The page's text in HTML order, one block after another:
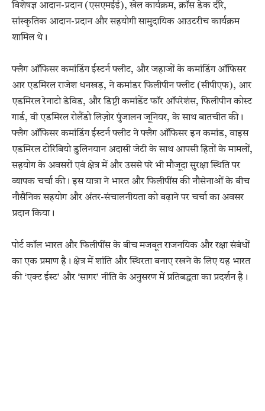
विशेषज्ञ आदान-प्रदान (एसएमईई), खेल कार्यक्रम, क्रॉस डेक दौरे,
सांस्कृतिक आदान-प्रदान और सहयोगी सामुदायिक आउटरीच कार्यक्रम
शामिल थे।
फ्लैग ऑफिसर कमांडिंग ईस्टर्न फ्लीट, और जहाजों के कमांडिंग ऑफिसर
आर एडमिरल राजेश धनखड़, ने कमांडर फिलीपीन फ्लीट (सीपीएफ), आर
एडमिरल रेनाटो डेविड, और डिप्टी कमांडेंट फॉर ऑपरेशंस, फिलीपीन कोस्ट
गार्ड, वी एडमिरल रोलैंडो लिज़ोर पुंजालन जूनियर, के साथ बातचीत की।
फ्लैग ऑफिसर कमांडिंग ईस्टर्न फ्लीट ने फ्लैग ऑफिसर इन कमांड, वाइस
एडमिरल टोरिबियो डुलिनयान अदासी जेटी के साथ आपसी हितों के मामलों,
सहयोग के अवसरों एवं क्षेत्र में और उससे परे भी मौजूदा सुरक्षा स्थिति पर
व्यापक चर्चा की। इस यात्रा ने भारत और फिलीपींस की नौसेनाओं के बीच
नौसैनिक सहयोग और अंतर-संचालनीयता को बढ़ाने पर चर्चा का अवसर
प्रदान किया।
पोर्ट कॉल भारत और फिलीपींस के बीच मजबूत राजनयिक और रक्षा संबंधों
का एक प्रमाण है। क्षेत्र में शांति और स्थिरता बनाए रखने के लिए यह भारत
की ‘एक्ट ईस्ट’ और ‘सागर’ नीति के अनुसरण में प्रतिबद्धता का प्रदर्शन है।